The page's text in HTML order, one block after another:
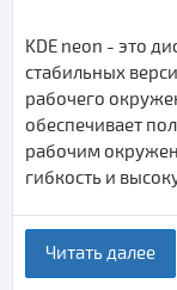
KDE neon - это
стабильных
рабочего
обеспечивает
рабочим
гибкость и
Читать далее